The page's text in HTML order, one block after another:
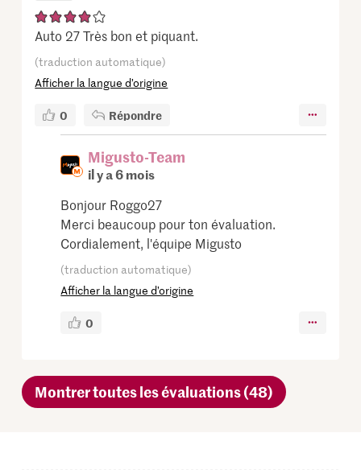
Auto 27 Très bon et piquant.
(traduction automatique)
Afficher la langue d’origine
0 Répondre
Migusto-Team
il y a 6 mois
Bonjour Roggo27
Merci beaucoup pour ton évaluation.
Cordialement, l'équipe Migusto
(traduction automatique)
Afficher la langue d’origine
0
Montrer toutes les évaluations (48)